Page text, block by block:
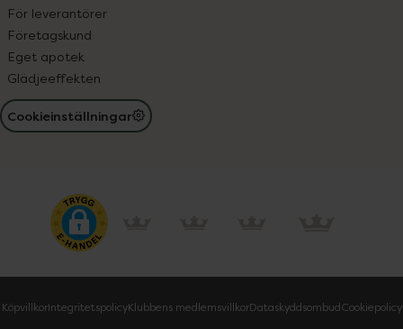
För leverantörer
Företagskund
Eget apotek
Glädjeeffekten
Cookieinställningar
KöpvillkorIntegritetspolicyKlubbens medlemsvillkorDataskyddsombudCookiepolicy